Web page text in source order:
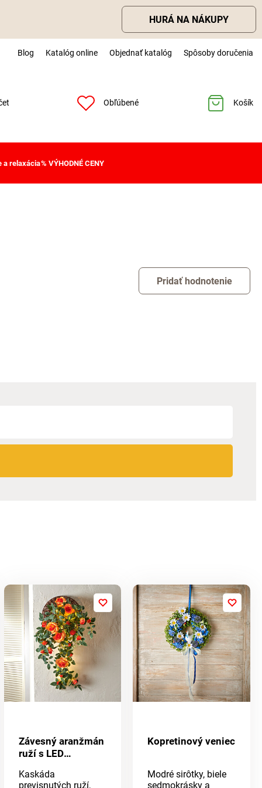
HURÁ NA NÁKUPY
Blog Katalóg online Objednať katalóg Spôsoby doručenia
Obľúbené Košík
a relaxácia% VÝHODNÉ CENY
Pridať hodnotenie
Závesný aranžmán
ruží s LED
Kaskáda
previsnutých ruží,
Kopretinový veniec
Modré sirôtky, biele
sedmokrásky a